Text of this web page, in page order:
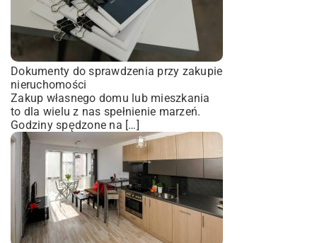
Dokumenty do sprawdzenia przy zakupie
nieruchomości
Zakup własnego domu lub mieszkania
to dla wielu z nas spełnienie marzeń.
Godziny spędzone na […]